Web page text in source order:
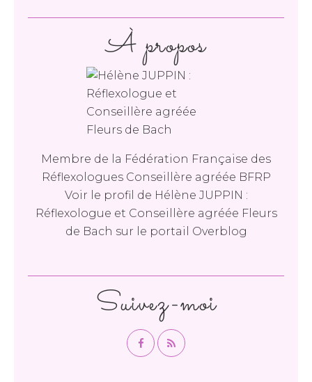
Suivez-moi
À propos
Membre de la Fédération Française des
Réflexologues Conseillère agréée BFRP
Voir le profil de Hélène JUPPIN :
Réflexologue et Conseillère agréée Fleurs
de Bach sur le portail Overblog